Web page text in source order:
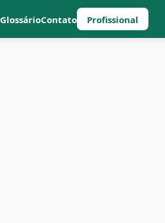
GlossárioContato Profissional